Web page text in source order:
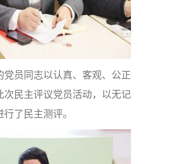
党员同志以认真、客观、公正
次民主评议党员活动，以无记
了民主测评。